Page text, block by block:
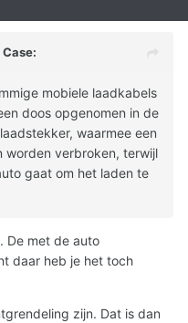
Case:
mobiele laadkabels
doos opgenomen in de
waarmee een
worden verbroken, terwijl
gaat om het laden te
De met de auto
daar heb je het toch
zijn. Dat is dan